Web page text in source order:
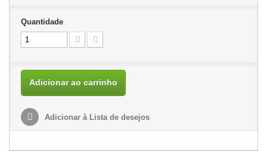
Quantidade
Adicionar ao carrinho
Adicionar à Lista de desejos